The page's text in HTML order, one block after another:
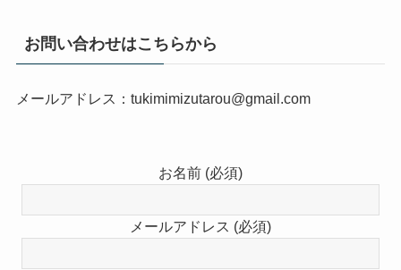
お問い合わせはこちらから
メールアドレス：tukimimizutarou@gmail.com
お名前 (必須)
メールアドレス (必須)